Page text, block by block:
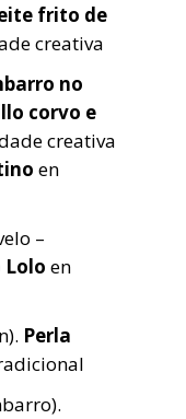
frito de
creativa
no
corvo e
creativa
en
–
Lolo en
Perla